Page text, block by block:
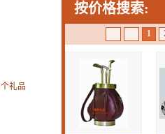
个礼品
按价格搜索:
1